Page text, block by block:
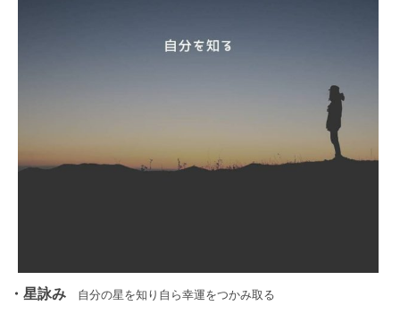
・星詠み 自分の星を知り自ら幸運をつかみ取る